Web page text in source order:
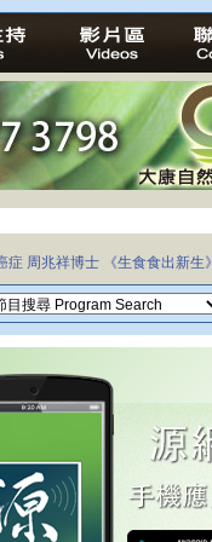
症 周兆祥博士 《生食食出新生》